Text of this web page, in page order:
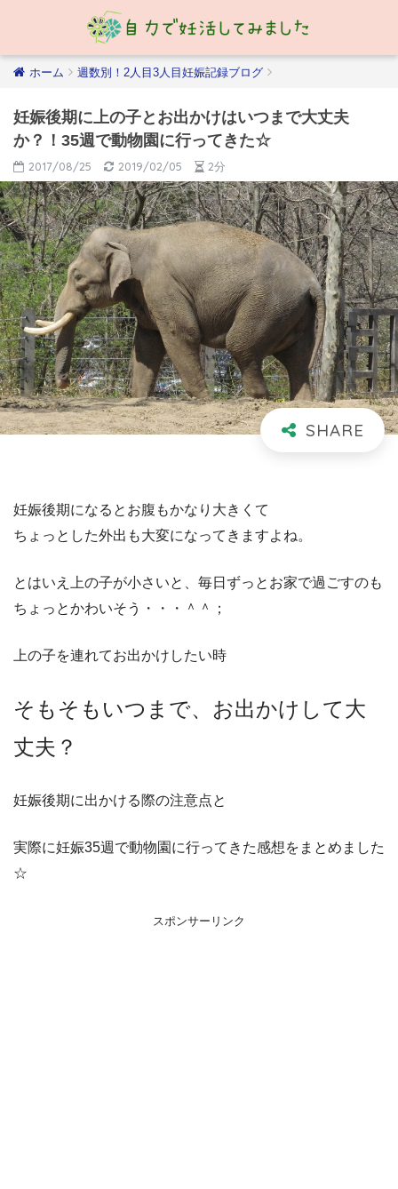
ホーム 週数別！2人目3人目妊娠記録ブログ
妊娠後期に上の子とお出かけはいつまで大丈夫
か？！35週で動物園に行ってきた☆
2017/08/25 2019/02/05 2分
妊娠後期になるとお腹もかなり大きくて
ちょっとした外出も大変になってきますよね。
とはいえ上の子が小さいと、毎日ずっとお家で過ごすのも
ちょっとかわいそう・・・＾＾；
上の子を連れてお出かけしたい時
そもそもいつまで、お出かけして大
丈夫？
妊娠後期に出かける際の注意点と
実際に妊娠35週で動物園に行ってきた感想をまとめました
☆
スポンサーリンク